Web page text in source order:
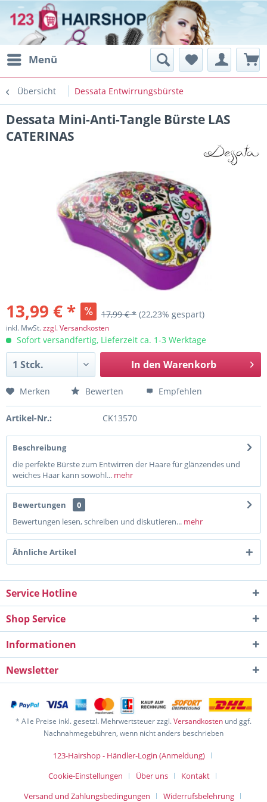
Menü
Übersicht Dessata Entwirrungsbürste
Dessata Mini-Anti-Tangle Bürste LAS
CATERINAS
13,99 € * 17,99 € * (22,23% gespart)
inkl. MwSt.zzgl. Versandkosten
Sofort versandfertig, Lieferzeit ca. 1-3 Werktage
In den Warenkorb
Merken Bewerten Empfehlen
Artikel-Nr.: CK13570
Beschreibung
die perfekte Bürste zum Entwirren der Haare für glänzendes und
weiches Haar kann sowohl... mehr
Bewertungen
0
Bewertungen lesen, schreiben und diskutieren... mehr
Ähnliche Artikel
Service Hotline
Shop Service
Informationen
Newsletter
* Alle Preise inkl. gesetzl. Mehrwertsteuer zzgl.Versandkosten und ggf.
Nachnahmegebühren, wenn nicht anders beschrieben
123-Hairshop - Händler-Login (Anmeldung)
Cookie-Einstellungen
Über uns
Kontakt
Versand und Zahlungsbedingungen
Widerrufsbelehrung